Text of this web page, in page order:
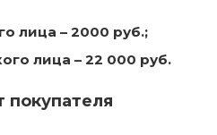
лица – 2000 руб.;
лица – 22 000 руб.
покупателя